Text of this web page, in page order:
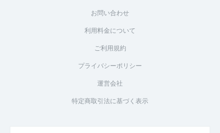
お問い合わせ
利用料金について
ご利用規約
プライバシーポリシー
運営会社
特定商取引法に基づく表示